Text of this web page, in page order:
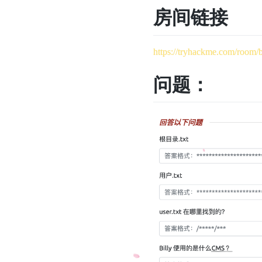
房间链接
https://tryhackme.com/room/
问题：